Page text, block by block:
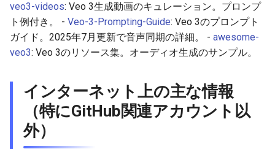
2026-04-08
2026-04-07
2026-04-06
2026-04-05
2025-09-23
2025-09-22
2025-09-21
2025-09-17
2026-04-08
2026-04-07
2026-04-06
2026-04-05
2025-09-23
2025-09-22
2025-09-21
2025-09-20
2026-04-05
2026-04-04
2026-04-03
2026-04-02
2025-09-23
2025-09-22
2025-09-21
2025-09-21-week
2026-04-04
2026-04-03
2026-04-02
2026-04-01
2026-03-31
veo3-videos: Veo 3生成動画のキュレーション。プロンプ
ト例付き。 - Veo-3-Prompting-Guide: Veo 3のプロンプト
ガイド。2025年7月更新で音声同期の詳細。 - awesome-
veo3: Veo 3のリソース集。オーディオ生成のサンプル。
インターネット上の主な情報
（特にGitHub関連アカウント以
外）